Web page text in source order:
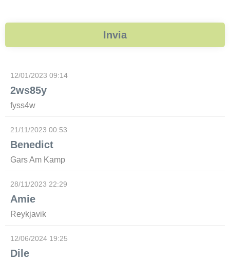
12/01/2023 09:14
2ws85y
fyss4w
21/11/2023 00:53
Benedict
Gars Am Kamp
28/11/2023 22:29
Amie
Reykjavik
12/06/2024 19:25
Dile